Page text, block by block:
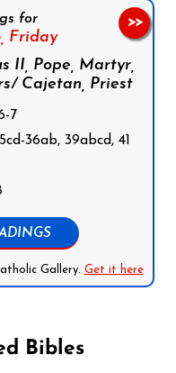
for
Friday
II, Pope, Martyr,
Cajetan, Priest
7
36ab, 39abcd, 41
Gallery. Get it here
>>
Bibles